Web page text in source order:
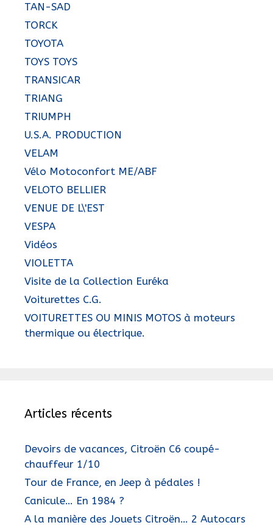
TAN-SAD
TORCK
TOYOTA
TOYS TOYS
TRANSICAR
TRIANG
TRIUMPH
U.S.A. PRODUCTION
VELAM
Vélo Motoconfort ME/ABF
VELOTO BELLIER
VENUE DE L\'EST
VESPA
Vidéos
VIOLETTA
Visite de la Collection Euréka
Voiturettes C.G.
VOITURETTES OU MINIS MOTOS à moteurs
thermique ou électrique.
Articles récents
Devoirs de vacances, Citroën C6 coupé-
chauffeur 1/10
Tour de France, en Jeep à pédales !
Canicule… En 1984 ?
A la manière des Jouets Citroën… 2 Autocars